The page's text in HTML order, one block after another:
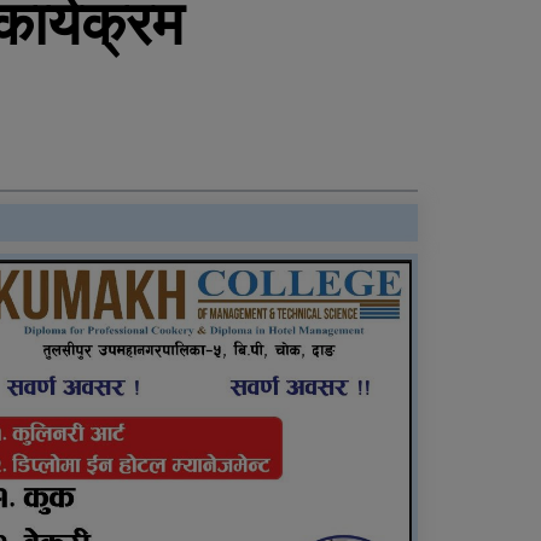
पोखिए मरुभूमिको पसिनादेखि
राति भएको मोटरसाइकल
दुर्घटनाबारे कसैले थाहा
पाएनन्, बिहान घर नजिकै मृत
भेटिए युवक
दाङमै धागोबाट ‘ए फर
एप्पलदेखि जेठ फर जेब्रा’
बनाउनेहरु